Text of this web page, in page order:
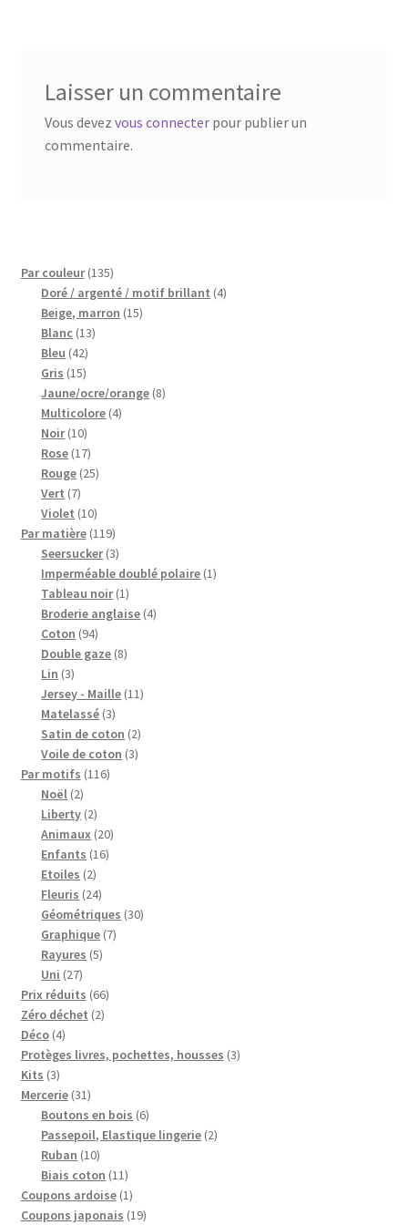
Laisser un commentaire
Vous devez vous connecterpour publier un
commentaire.
Par couleur 135135
produits
Doré / argenté / motif brillant 44
Beige, marron 1515
Blanc 1313
Bleu 4242
produits
Gris 1515
produits
Jaune/ocre/orange 88
Multicolore 44
Noir 1010
produits
Rose 1717
produits
Rouge 2525
Vert 77
produits
Violet 1010
produits
Par matière 119119
produits
Seersucker 33
produits
Imperméable doublé polaire 11
Tableau noir 11
produit
Broderie anglaise 44
Coton 9494
produits
Double gaze 88
Lin 33
produits
Jersey - Maille 1111
Matelassé 33
produits
Satin de coton 22
produits
Voile de coton 33
Par motifs 116116
Noël 22
produits
Liberty 22
produits
Animaux 2020
Enfants 1616
Etoiles 22
produits
Fleuris 2424
produits
Géométriques 3030
Graphique 77
Rayures 55
Uni 2727
produits
Prix réduits 6666
Zéro déchet 22
Déco 44
produits
Protèges livres, pochettes, housses 33
Kits 33
produits
Mercerie 3131
produits
Boutons en bois 66
produits
Passepoil, Elastique lingerie 22
Ruban 1010
produits
Biais coton 1111
produits
Coupons ardoise 11
produit
Coupons japonais 1919